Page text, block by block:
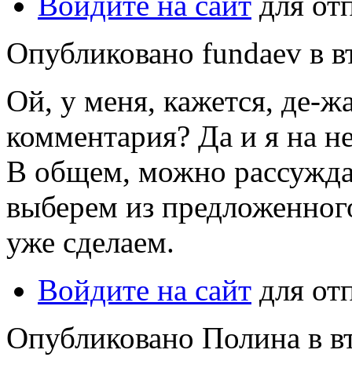
Опубликовано fundaev в
Ой, у меня, кажется, де-
комментария? Да и я на
В общем, можно
выберем из
уже сделаем.
Войдите на сайт для
Опубликовано Полина в